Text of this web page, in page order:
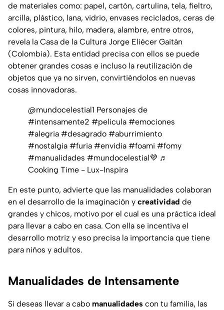
de materiales como: papel, cartón, cartulina, tela, fieltro,
arcilla, plástico, lana, vidrio, envases reciclados, ceras de
colores, pintura, hilo, madera, alambre, entre otros,
revela la Casa de la Cultura Jorge Eliécer Gaitán
(Colombia). Esta entidad precisa con ellos se puede
obtener grandes cosas e incluso la reutilización de
objetos que ya no sirven, convirtiéndolos en nuevas
cosas innovadoras.
@mundocelestial1 Personajes de
#intensamente2 #pelicula #emociones
#alegria #desagrado #aburrimiento
#nostalgia #furia #envidia #foami #fomy
#manualidades #mundocelestial💜 ♬
Cooking Time - Lux-Inspira
En este punto, advierte que las manualidades colaboran
en el desarrollo de la imaginación y creatividad de
grandes y chicos, motivo por el cual es una práctica ideal
para llevar a cabo en casa. Con ella se incentiva el
desarrollo motriz y eso precisa la importancia que tiene
para niños y adultos.
Manualidades de Intensamente
Si deseas llevar a cabo manualidades con tu familia, las